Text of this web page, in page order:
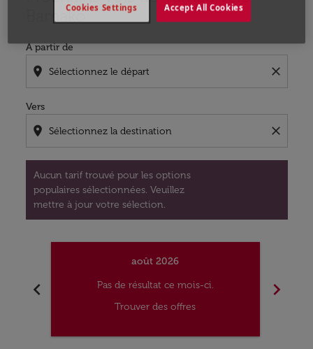
Bamako
À partir de
location_on close
Vers
location_on close
Aucun tarif trouvé pour les options
populaires sélectionnées. Veuillez
mettre à jour votre sélection.
chevron_left
août 2026
Pas de résultat ce mois-ci.
Trouver des offres
chevron_right
Accept All Cookies
Cookies Settings